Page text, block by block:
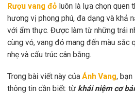
Rượu vang đỏ luôn là lựa chọn quen
hương vị phong phú, đa dạng và khả
với ẩm thực. Được làm từ những trái
cùng vỏ, vang đỏ mang đến màu sắc
nhẹ và cấu trúc cân bằng.
Trong bài viết này của Ánh Vang,
thông tin cần biết: từ khái niệm cơ